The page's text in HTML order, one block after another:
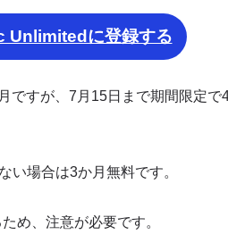
Unlimitedに登録する
ですが、7月15日まで期間限定で
い場合は3か月無料です。
め、注意が必要です。